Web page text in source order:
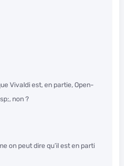
Vivaldi est, en partie, Open-
non ?
on peut dire qu’il est en parti